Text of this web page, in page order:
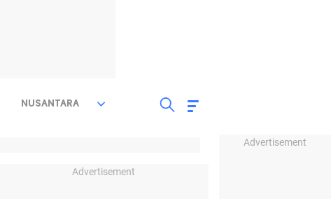
Advertisement
NUSANTARA
Advertisement